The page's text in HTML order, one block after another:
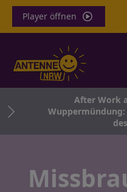
Player öffnen
After Work
Wuppermündung: